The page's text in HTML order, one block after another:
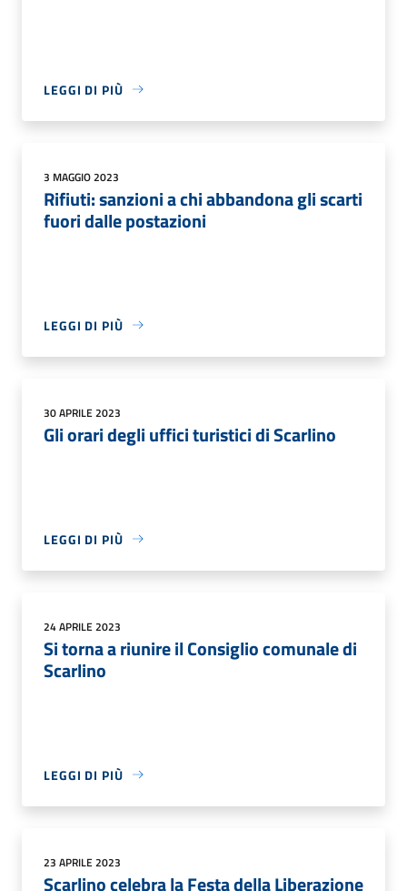
LEGGI DI PIÙ
3 MAGGIO 2023
Rifiuti: sanzioni a chi abbandona gli scarti
fuori dalle postazioni
LEGGI DI PIÙ
30 APRILE 2023
Gli orari degli uffici turistici di Scarlino
LEGGI DI PIÙ
24 APRILE 2023
Si torna a riunire il Consiglio comunale di
Scarlino
LEGGI DI PIÙ
23 APRILE 2023
Scarlino celebra la Festa della Liberazione